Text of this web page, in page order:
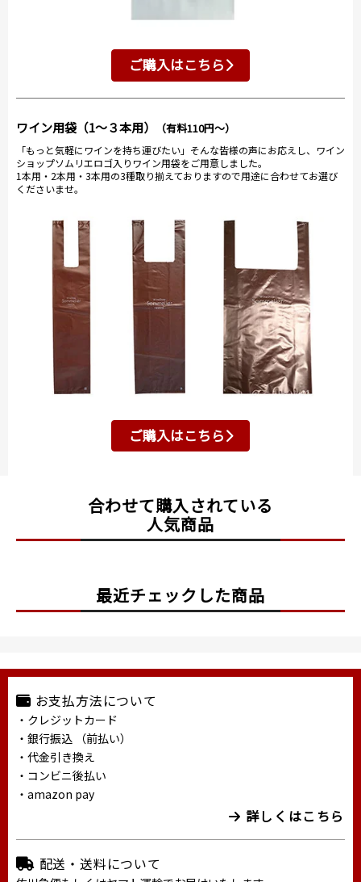
ご購入はこちら
ワイン用袋（1～３本用） （有料110円～）
「もっと気軽にワインを持ち運びたい」そんな皆様の声にお応えし、ワイン
ショップソムリエロゴ入りワイン用袋をご用意しました。
1本用・2本用・3本用の3種取り揃えておりますので用途に合わせてお選び
くださいませ。
ご購入はこちら
合わせて購入されている
人気商品
最近チェックした商品
お支払方法について
・クレジットカード
・銀行振込 （前払い）
・代金引き換え
・コンビニ後払い
・amazon pay
詳しくはこちら
配送・送料について